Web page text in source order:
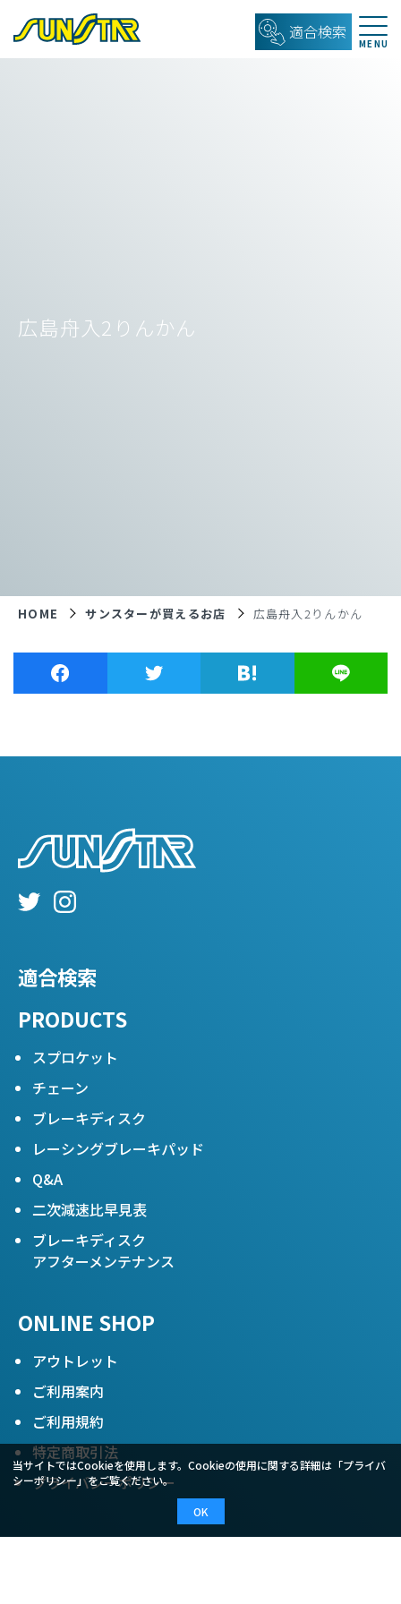
適合検索
広島舟入2りんかん
HOME サンスターが買えるお店 広島舟入2りんかん
適合検索
PRODUCTS
スプロケット
チェーン
ブレーキディスク
レーシングブレーキパッド
Q&A
二次減速比早見表
ブレーキディスク
アフターメンテナンス
ONLINE SHOP
アウトレット
ご利用案内
ご利用規約
特定商取引法
プライバシーポリシー
COMPANY
当サイトではCookieを使用します。Cookieの使用に関する詳細は「プライバ
シーポリシー」をご覧ください。
OK